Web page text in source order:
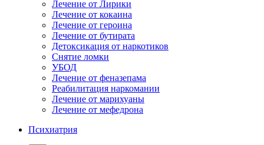
Лечение от Лирики
Лечение от кокаина
Лечение от героина
Лечение от бутирата
Детоксикация от наркотиков
Снятие ломки
УБОД
Лечение от феназепама
Реабилитация наркомании
Лечение от марихуаны
Лечение от мефедрона
Психиатрия